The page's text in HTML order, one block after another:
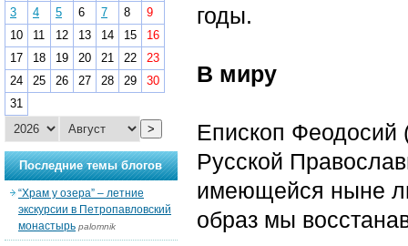
годы.
В миру
Епископ Феодосий
Русской
имеющейся ныне
образ мы
3
4 5 6 7 8
9
10
11 12 13 14 15
16
17
18 19 20 21 22
23
24
25 26 27 28 29
30
31
>
Последние темы блогов
“Храм у озера” – летние
экскурсии в Петропавловский
монастырь palomnik